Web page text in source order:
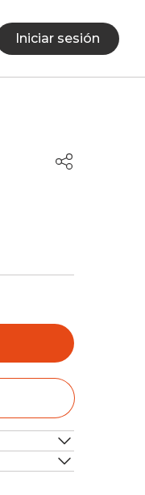
Iniciar sesión